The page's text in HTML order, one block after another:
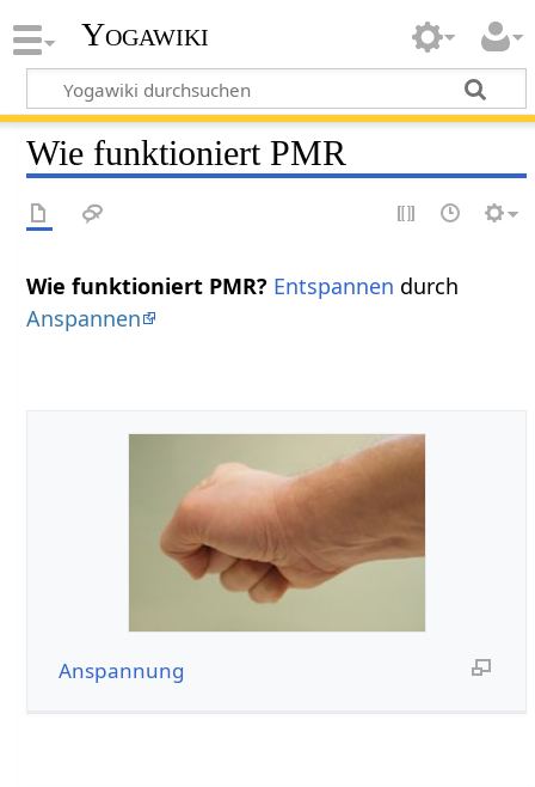
Yogawiki
Wie funktioniert PMR
Wie funktioniert PMR? Entspannen durch
Anspannen
Anspannung